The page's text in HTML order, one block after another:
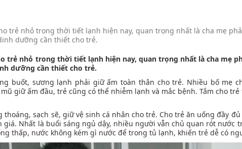
trẻ nhỏ trong thời tiết lạnh hiện nay, quan trọng nhất là cha mẹ
dưỡng cần thiết cho trẻ.
trẻ nhỏ trong thời tiết lạnh hiện nay, quan trọng nhất là cha mẹ
dưỡng cần thiết cho trẻ.
buốt, sương lạnh phải giữ ấm toàn thân cho trẻ. Nhiều bố mẹ
giữ ấm đầu, trẻ cũng có thể nhiễm lạnh và mắc bệnh. Tắm cho
thoáng, sạch sẽ, giữ vệ sinh cá nhân cho trẻ. Cho trẻ ăn uống đầy
giá. Nhất là buổi sáng ngủ dậy, nhiều người vẫn chủ quan rót nước
thấp, nước không kém gì nước để trong tủ lạnh, khiến trẻ dễ có